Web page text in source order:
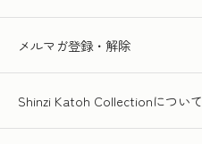
メルマガ登録・解除
Shinzi Katoh Collectionについて